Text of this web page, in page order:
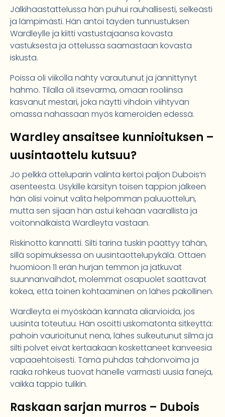
Jälkihaastattelussa hän puhui rauhallisesti, selkeästi
ja lämpimästi. Hän antoi täyden tunnustuksen
Wardleylle ja kiitti vastustajaansa kovasta
vastuksesta ja ottelussa saamastaan kovasta
iskusta.
Poissa oli viikolla nähty varautunut ja jännittynyt
hahmo. Tilalla oli itsevarma, omaan rooliinsa
kasvanut mestari, joka näytti vihdoin viihtyvän
omassa nahassaan myös kameroiden edessä.
Wardley ansaitsee kunnioituksen –
uusintaottelu kutsuu?
Jo pelkkä otteluparin valinta kertoi paljon Dubois’n
asenteesta. Usykille kärsityn toisen tappion jälkeen
hän olisi voinut valita helpomman paluuottelun,
mutta sen sijaan hän astui kehään vaarallista ja
voitonnälkäistä Wardleyta vastaan.
Riskinotto kannatti. Silti tarina tuskin päättyy tähän,
sillä sopimuksessa on uusintaottelupykälä. Ottaen
huomioon 11 erän hurjan temmon ja jatkuvat
suunnanvaihdot, molemmat osapuolet saattavat
kokea, että toinen kohtaaminen on lähes pakollinen.
Wardleyta ei myöskään kannata aliarvioida, jos
uusinta toteutuu. Hän osoitti uskomatonta sitkeyttä:
pahoin vaurioitunut nenä, lähes sulkeutunut silmä ja
silti polvet eivät kertaakaan koskettaneet kanveesia
vapaaehtoisesti. Tämä puhdas tahdonvoima ja
raaka rohkeus tuovat hänelle varmasti uusia faneja,
vaikka tappio tulikin.
Raskaan sarjan murros – Dubois